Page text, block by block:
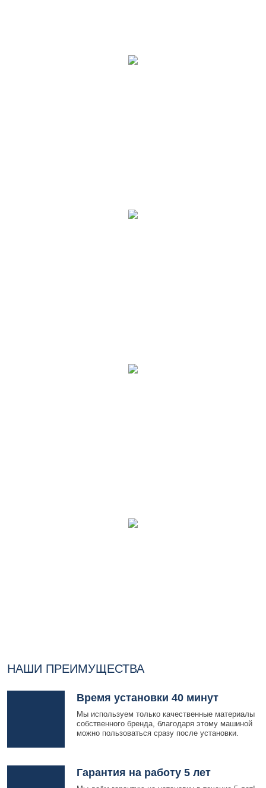
НАШИ ПРЕИМУЩЕСТВА
Время установки 40 минут
Мы используем только качественные материалы
собственного бренда, благодаря этому машиной
можно пользоваться сразу после установки.
Гарантия на работу 5 лет